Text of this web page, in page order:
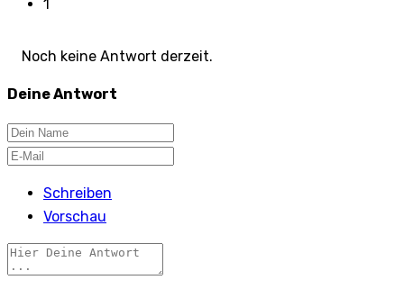
1
Noch keine Antwort derzeit.
Deine Antwort
Schreiben
Vorschau